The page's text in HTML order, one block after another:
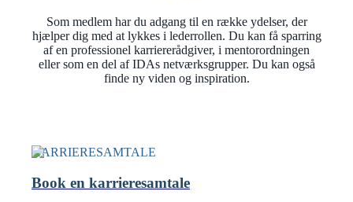
Som medlem har du adgang til en række ydelser, der
hjælper dig med at lykkes i lederrollen. Du kan få sparring
af en professionel karriererådgiver, i mentorordningen
eller som en del af IDAs netværksgrupper. Du kan også
finde ny viden og inspiration.
KARRIERESAMTALE
Book en karrieresamtale